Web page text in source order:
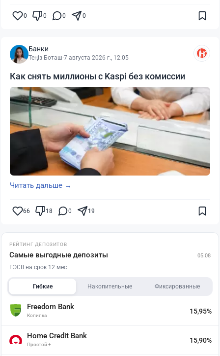
0 0 0 0
Банки
Теңіз Боташ·7 августа 2026 г., 12:05
Как снять миллионы с Kaspi без комиссии
Читать дальше →
66 18 0 19
РЕЙТИНГ ДЕПОЗИТОВ
Самые выгодные депозиты 05.08
ГЭСВ на срок 12 мес
Гибкие Накопительные Фиксированные
Freedom Bank
Копилка
15,95%
Home Credit Bank
Простой +
15,90%